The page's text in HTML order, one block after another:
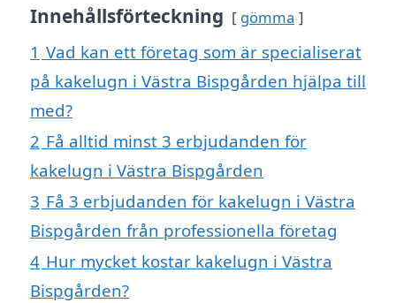
Innehållsförteckning gömma
1 Vad kan ett företag som är specialiserat
på kakelugn i Västra Bispgården hjälpa till
med?
2 Få alltid minst 3 erbjudanden för
kakelugn i Västra Bispgården
3 Få 3 erbjudanden för kakelugn i Västra
Bispgården från professionella företag
4 Hur mycket kostar kakelugn i Västra
Bispgården?